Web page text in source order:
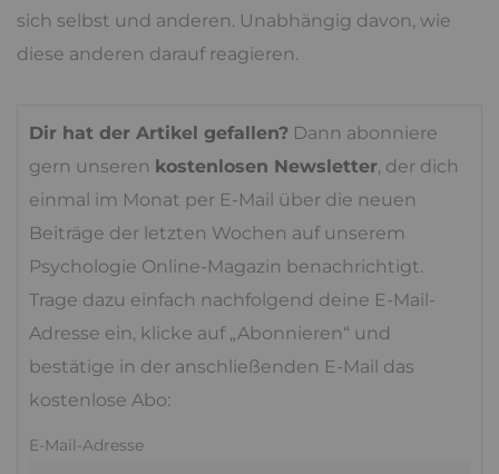
sich selbst und anderen. Unabhängig davon, wie
diese anderen darauf reagieren.
Dir hat der Artikel gefallen? Dann abonniere
gern unseren kostenlosen Newsletter, der dich
einmal im Monat per E-Mail über die neuen
Beiträge der letzten Wochen auf unserem
Psychologie Online-Magazin benachrichtigt.
Trage dazu einfach nachfolgend deine E-Mail-
Adresse ein, klicke auf „Abonnieren“ und
bestätige in der anschließenden E-Mail das
kostenlose Abo:
E-Mail-Adresse